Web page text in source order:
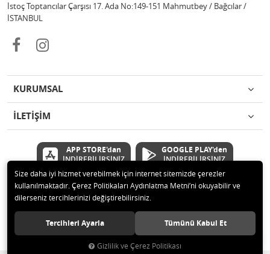
İstoç Toptancılar Çarşısı 17. Ada No:149-151 Mahmutbey / Bağcılar /
İSTANBUL
KURUMSAL
İLETİŞİM
APP STORE'dan
İNDİREBİLİRSİNİZ
GOOGLE PLAY'den
İNDİREBİLİRSİNİZ
© 2020 Çetinkaya Elektronik Kırtasiye Oyuncak San ve Tic.Ltd.Şti Tüm
Size daha iyi hizmet verebilmek için internet sitemizde çerezler
kullanılmaktadır. Çerez Politikaları Aydınlatma Metni’ni okuyabilir ve
dilerseniz tercihlerinizi değiştirebilirsiniz.
Tercihleri Ayarla Tümünü Kabul Et
Gizlilik ve Çerez Politikası